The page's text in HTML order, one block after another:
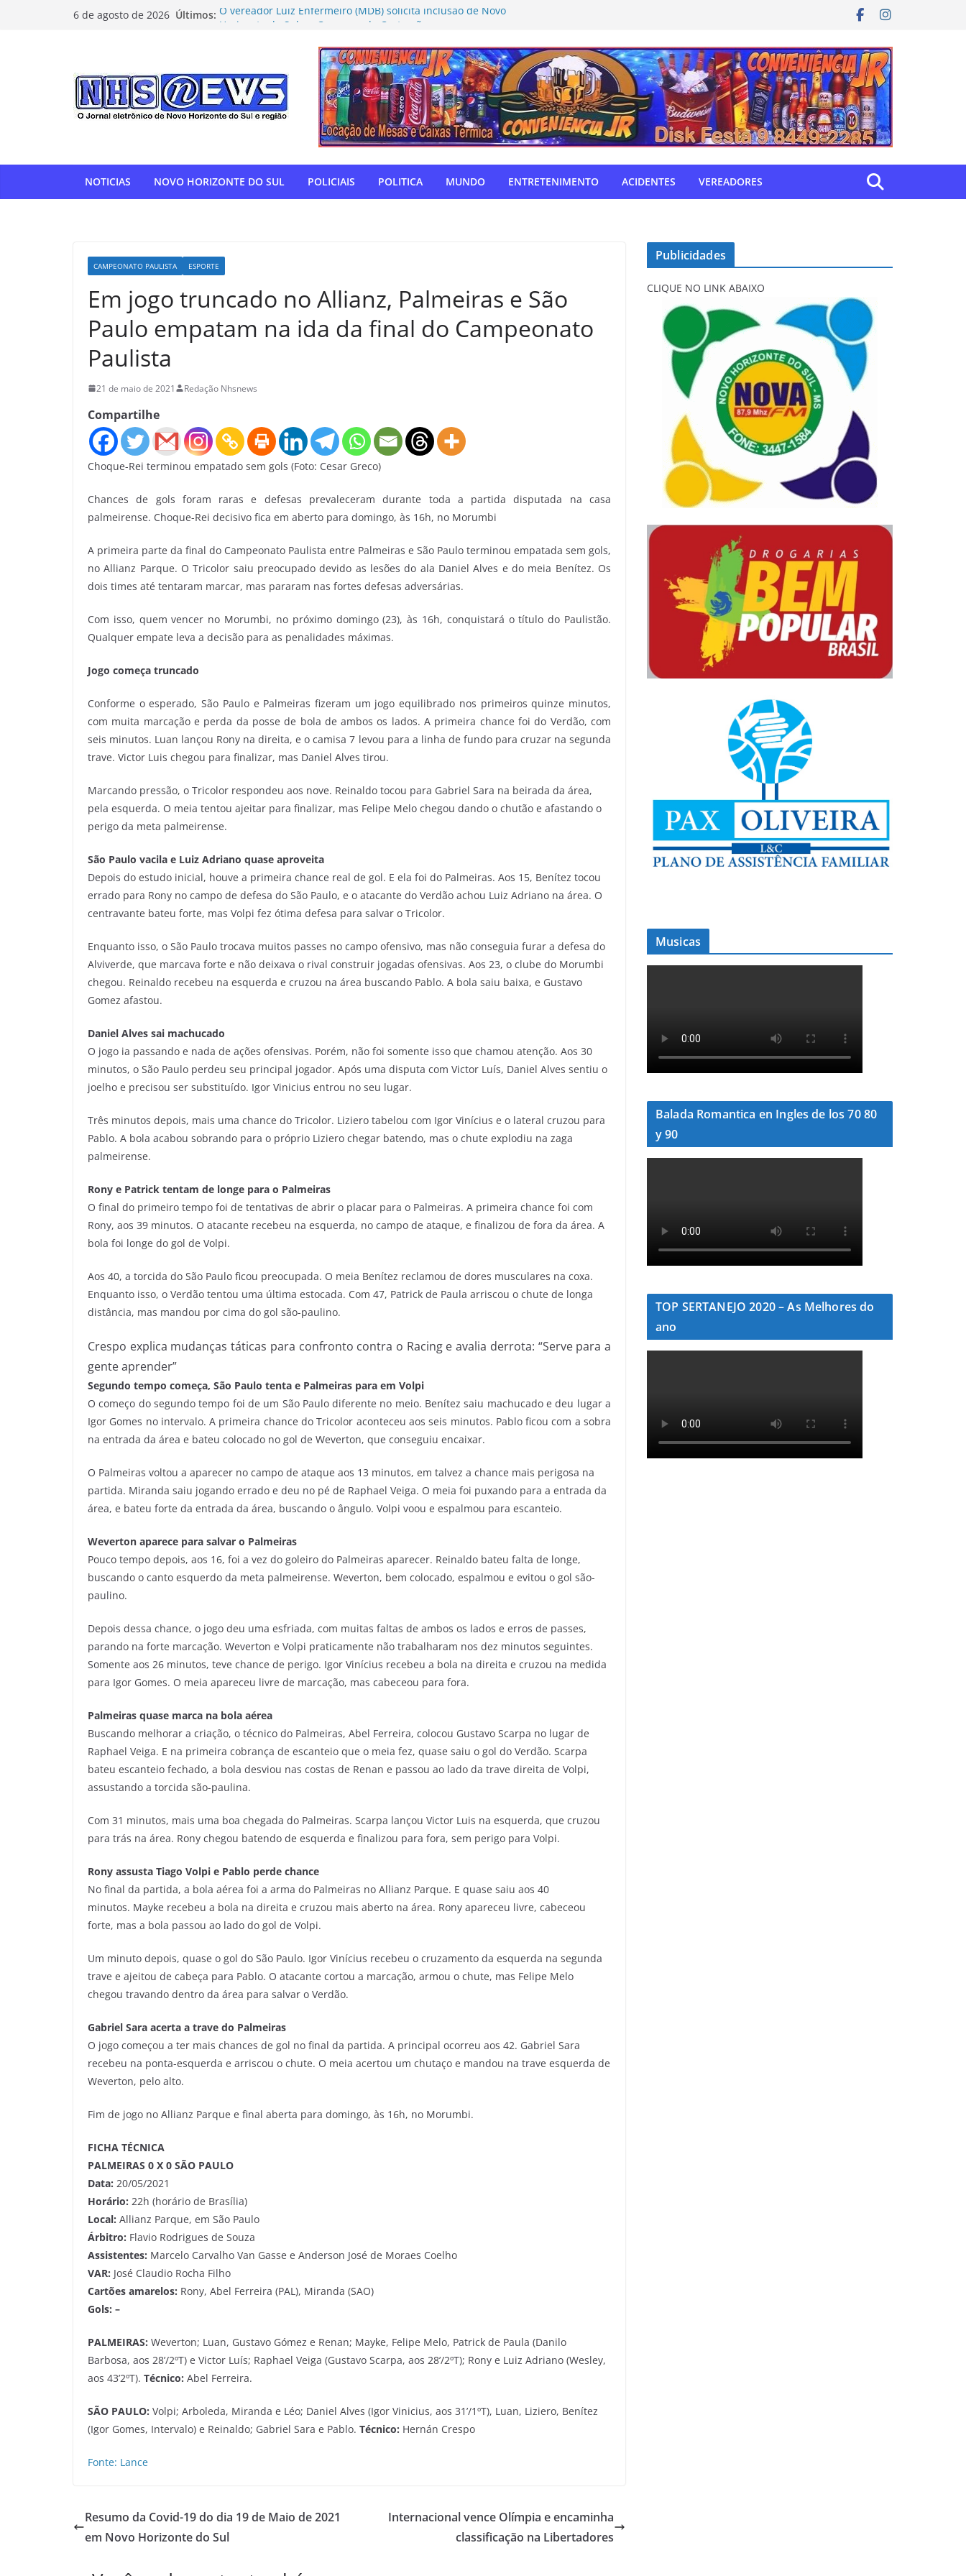
6 de agosto de 2026 Últimos: O vereador Luiz Enfermeiro (MDB) solicita inclusão de Novo
oitavas da Libertadores
Com relatoria do senador Nelsinho, Senado aprova isenção
de impostos para doação de remédios
NOVO HORIZONTE DO SUL: Matogrosso & Mathias farão
show histórico em outubro
“Gente, hoje eu, como autodefensor, não tenho palavras
para agradecer” — Tiago Taramelli emociona Câmara em
NOTICIAS
NOVO HORIZONTE DO SUL POLICIAIS POLITICA MUNDO ENTRETENIMENTO ACIDENTES VEREADORES
CAMPEONATO PAULISTA ESPORTE
Em jogo truncado no Allianz, Palmeiras e São
Paulo empatam na ida da final do Campeonato
Paulista
21 de maio de 2021 Redação Nhsnews
Compartilhe
Choque-Rei terminou empatado sem gols (Foto: Cesar Greco)
Chances de gols foram raras e defesas prevaleceram durante toda a partida disputada na casa
palmeirense. Choque-Rei decisivo fica em aberto para domingo, às 16h, no Morumbi
A primeira parte da final do Campeonato Paulista entre Palmeiras e São Paulo terminou empatada sem gols,
no Allianz Parque. O Tricolor saiu preocupado devido as lesões do ala Daniel Alves e do meia Benítez. Os
dois times até tentaram marcar, mas pararam nas fortes defesas adversárias.
Com isso, quem vencer no Morumbi, no próximo domingo (23), às 16h, conquistará o título do Paulistão.
Qualquer empate leva a decisão para as penalidades máximas.
Jogo começa truncado
Conforme o esperado, São Paulo e Palmeiras fizeram um jogo equilibrado nos primeiros quinze minutos,
com muita marcação e perda da posse de bola de ambos os lados. A primeira chance foi do Verdão, com
seis minutos. Luan lançou Rony na direita, e o camisa 7 levou para a linha de fundo para cruzar na segunda
trave. Victor Luis chegou para finalizar, mas Daniel Alves tirou.
Marcando pressão, o Tricolor respondeu aos nove. Reinaldo tocou para Gabriel Sara na beirada da área,
pela esquerda. O meia tentou ajeitar para finalizar, mas Felipe Melo chegou dando o chutão e afastando o
perigo da meta palmeirense.
São Paulo vacila e Luiz Adriano quase aproveita
Depois do estudo inicial, houve a primeira chance real de gol. E ela foi do Palmeiras. Aos 15, Benítez tocou
errado para Rony no campo de defesa do São Paulo, e o atacante do Verdão achou Luiz Adriano na área. O
centravante bateu forte, mas Volpi fez ótima defesa para salvar o Tricolor.
Enquanto isso, o São Paulo trocava muitos passes no campo ofensivo, mas não conseguia furar a defesa do
Alviverde, que marcava forte e não deixava o rival construir jogadas ofensivas. Aos 23, o clube do Morumbi
chegou. Reinaldo recebeu na esquerda e cruzou na área buscando Pablo. A bola saiu baixa, e Gustavo
Gomez afastou.
Daniel Alves sai machucado
O jogo ia passando e nada de ações ofensivas. Porém, não foi somente isso que chamou atenção. Aos 30
minutos, o São Paulo perdeu seu principal jogador. Após uma disputa com Victor Luís, Daniel Alves sentiu o
joelho e precisou ser substituído. Igor Vinicius entrou no seu lugar.
Três minutos depois, mais uma chance do Tricolor. Liziero tabelou com Igor Vinícius e o lateral cruzou para
Pablo. A bola acabou sobrando para o próprio Liziero chegar batendo, mas o chute explodiu na zaga
palmeirense.
Rony e Patrick tentam de longe para o Palmeiras
O final do primeiro tempo foi de tentativas de abrir o placar para o Palmeiras. A primeira chance foi com
Rony, aos 39 minutos. O atacante recebeu na esquerda, no campo de ataque, e finalizou de fora da área. A
bola foi longe do gol de Volpi.
Aos 40, a torcida do São Paulo ficou preocupada. O meia Benítez reclamou de dores musculares na coxa.
Enquanto isso, o Verdão tentou uma última estocada. Com 47, Patrick de Paula arriscou o chute de longa
distância, mas mandou por cima do gol são-paulino.
Crespo explica mudanças táticas para confronto contra o Racing e avalia derrota: “Serve para a
gente aprender”
Segundo tempo começa, São Paulo tenta e Palmeiras para em Volpi
O começo do segundo tempo foi de um São Paulo diferente no meio. Benítez saiu machucado e deu lugar a
Igor Gomes no intervalo. A primeira chance do Tricolor aconteceu aos seis minutos. Pablo ficou com a sobra
na entrada da área e bateu colocado no gol de Weverton, que conseguiu encaixar.
O Palmeiras voltou a aparecer no campo de ataque aos 13 minutos, em talvez a chance mais perigosa na
partida. Miranda saiu jogando errado e deu no pé de Raphael Veiga. O meia foi puxando para a entrada da
área, e bateu forte da entrada da área, buscando o ângulo. Volpi voou e espalmou para escanteio.
Weverton aparece para salvar o Palmeiras
Pouco tempo depois, aos 16, foi a vez do goleiro do Palmeiras aparecer. Reinaldo bateu falta de longe,
buscando o canto esquerdo da meta palmeirense. Weverton, bem colocado, espalmou e evitou o gol são-
paulino.
Depois dessa chance, o jogo deu uma esfriada, com muitas faltas de ambos os lados e erros de passes,
parando na forte marcação. Weverton e Volpi praticamente não trabalharam nos dez minutos seguintes.
Somente aos 26 minutos, teve chance de perigo. Igor Vinícius recebeu a bola na direita e cruzou na medida
para Igor Gomes. O meia apareceu livre de marcação, mas cabeceou para fora.
Palmeiras quase marca na bola aérea
Buscando melhorar a criação, o técnico do Palmeiras, Abel Ferreira, colocou Gustavo Scarpa no lugar de
Raphael Veiga. E na primeira cobrança de escanteio que o meia fez, quase saiu o gol do Verdão. Scarpa
bateu escanteio fechado, a bola desviou nas costas de Renan e passou ao lado da trave direita de Volpi,
assustando a torcida são-paulina.
Com 31 minutos, mais uma boa chegada do Palmeiras. Scarpa lançou Victor Luis na esquerda, que cruzou
para trás na área. Rony chegou batendo de esquerda e finalizou para fora, sem perigo para Volpi.
Rony assusta Tiago Volpi e Pablo perde chance
No final da partida, a bola aérea foi a arma do Palmeiras no Allianz Parque. E quase saiu aos 40
minutos. Mayke recebeu a bola na direita e cruzou mais aberto na área. Rony apareceu livre, cabeceou
forte, mas a bola passou ao lado do gol de Volpi.
Um minuto depois, quase o gol do São Paulo. Igor Vinícius recebeu o cruzamento da esquerda na segunda
trave e ajeitou de cabeça para Pablo. O atacante cortou a marcação, armou o chute, mas Felipe Melo
chegou travando dentro da área para salvar o Verdão.
Gabriel Sara acerta a trave do Palmeiras
O jogo começou a ter mais chances de gol no final da partida. A principal ocorreu aos 42. Gabriel Sara
recebeu na ponta-esquerda e arriscou o chute. O meia acertou um chutaço e mandou na trave esquerda de
Weverton, pelo alto.
Fim de jogo no Allianz Parque e final aberta para domingo, às 16h, no Morumbi.
FICHA TÉCNICA
PALMEIRAS 0 X 0 SÃO PAULO
Data: 20/05/2021
Horário: 22h (horário de Brasília)
Local: Allianz Parque, em São Paulo
Árbitro: Flavio Rodrigues de Souza
Assistentes: Marcelo Carvalho Van Gasse e Anderson José de Moraes Coelho
VAR: José Claudio Rocha Filho
Cartões amarelos: Rony, Abel Ferreira (PAL), Miranda (SAO)
Gols: –
PALMEIRAS: Weverton; Luan, Gustavo Gómez e Renan; Mayke, Felipe Melo, Patrick de Paula (Danilo
Barbosa, aos 28’/2ºT) e Victor Luís; Raphael Veiga (Gustavo Scarpa, aos 28’/2ºT); Rony e Luiz Adriano (Wesley,
aos 43’2ºT). Técnico: Abel Ferreira.
SÃO PAULO: Volpi; Arboleda, Miranda e Léo; Daniel Alves (Igor Vinicius, aos 31’/1ºT), Luan, Liziero, Benítez
(Igor Gomes, Intervalo) e Reinaldo; Gabriel Sara e Pablo. Técnico: Hernán Crespo
Fonte: Lance
Resumo da Covid-19 do dia 19 de Maio de 2021
em Novo Horizonte do Sul
Internacional vence Olímpia e encaminha
classificação na Libertadores
Publicidades
CLIQUE NO LINK ABAIXO
Musicas
Balada Romantica en Ingles de los 70 80
y 90
TOP SERTANEJO 2020 – As Melhores do
ano